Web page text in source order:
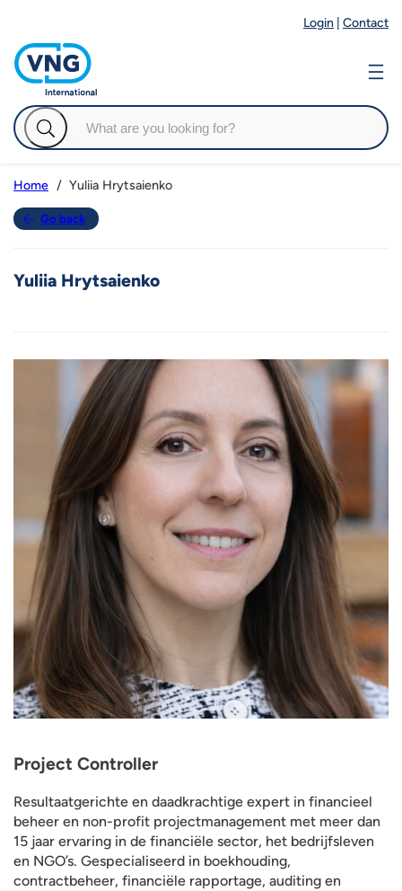
Login Contact
Home Yuliia Hrytsaienko
Go back
Yuliia Hrytsaienko
Project Controller
Resultaatgerichte en daadkrachtige expert in financieel
beheer en non-profit projectmanagement met meer dan
15 jaar ervaring in de financiële sector, het bedrijfsleven
en NGO’s. Gespecialiseerd in boekhouding,
contractbeheer, financiële rapportage, auditing en